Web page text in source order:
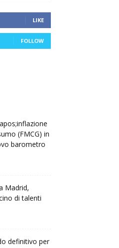
LIKE
FOLLOW
(FMCG) in
barometro
Madrid,
di talenti
definitivo per